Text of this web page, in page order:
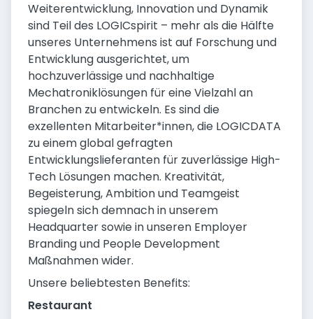
Weiterentwicklung, Innovation und Dynamik
sind Teil des LOGICspirit – mehr als die Hälfte
unseres Unternehmens ist auf Forschung und
Entwicklung ausgerichtet, um
hochzuverlässige und nachhaltige
Mechatroniklösungen für eine Vielzahl an
Branchen zu entwickeln. Es sind die
exzellenten Mitarbeiter*innen, die LOGICDATA
zu einem global gefragten
Entwicklungslieferanten für zuverlässige High-
Tech Lösungen machen. Kreativität,
Begeisterung, Ambition und Teamgeist
spiegeln sich demnach in unserem
Headquarter sowie in unseren Employer
Branding und People Development
Maßnahmen wider.
Unsere beliebtesten Benefits:
Restaurant